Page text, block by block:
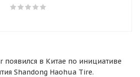
в Китае по инициативе
Shandong Haohua Tire.